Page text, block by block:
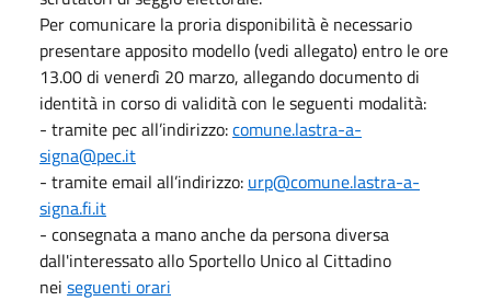
Per comunicare la proria disponibilità è necessario
presentare apposito modello (vedi allegato) entro le ore
13.00 di venerdì 20 marzo, allegando documento di
identità in corso di validità con le seguenti modalità:
- tramite pec all’indirizzo:comune.lastra-a-
signa@pec.it
- tramite email all’indirizzo: urp@comune.lastra-a-
signa.fi.it
- consegnata a mano anche da persona diversa
dall'interessato allo Sportello Unico al Cittadino
nei seguenti orari